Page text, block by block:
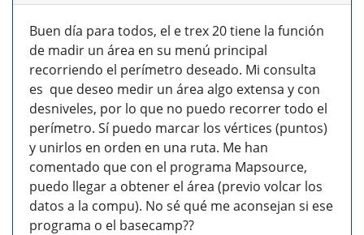
Buen día para todos, el e trex 20 tiene la función
de madir un área en su menú principal
recorriendo el perímetro deseado. Mi consulta
es que deseo medir un área algo extensa y con
desniveles, por lo que no puedo recorrer todo el
perímetro. Sí puedo marcar los vértices (puntos)
y unirlos en orden en una ruta. Me han
comentado que con el programa Mapsource,
puedo llegar a obtener el área (previo volcar los
datos a la compu). No sé qué me aconsejan si ese
programa o el basecamp??